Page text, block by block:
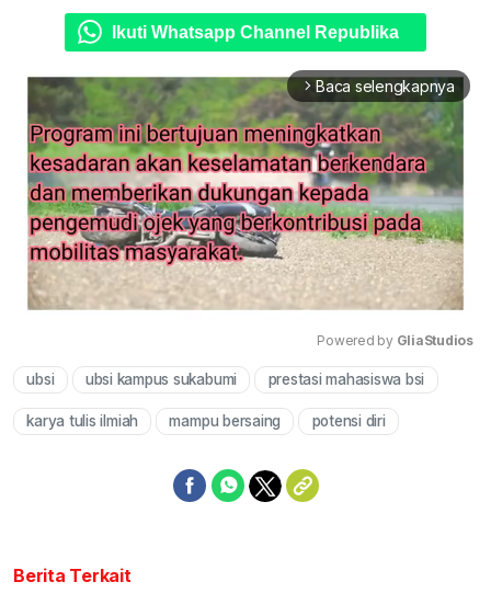
Ikuti Whatsapp Channel Republika
arrow_forward_ios Baca selengkapnya
Mute
Powered by GliaStudios
ubsi ubsi kampus sukabumi prestasi mahasiswa bsi
karya tulis ilmiah mampu bersaing potensi diri
Berita Terkait